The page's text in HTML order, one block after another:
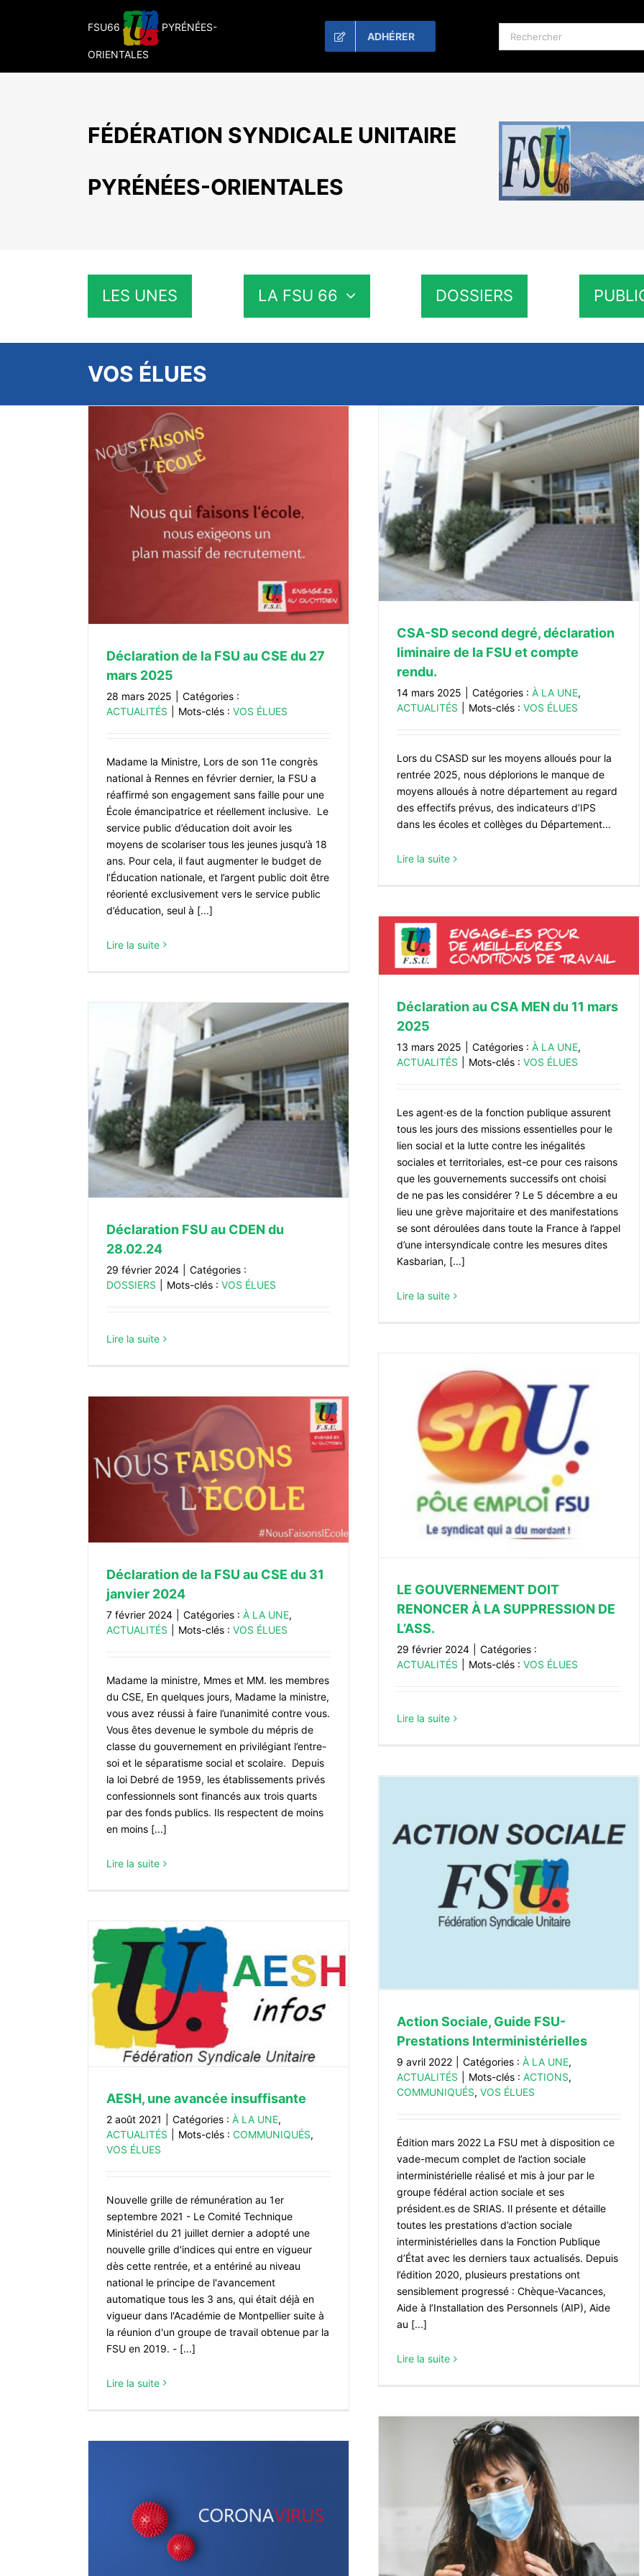
FSU66 PYRÉNÉES-
ORIENTALES
ADHÉRER Rechercher:
FÉDÉRATION SYNDICALE UNITAIRE
PYRÉNÉES-ORIENTALES
LES UNES LA FSU 66 DOSSIERS
VOS ÉLUES
Déclaration de la FSU au CSE du 27
mars 2025
28 mars 2025
Catégories :
ACTUALITÉS
Mots-clés : VOS ÉLUES
Madame la Ministre, Lors de son 11e congrès
national à Rennes en février dernier, la FSU a
réaffirmé son engagement sans faille pour une
École émancipatrice et réellement inclusive. Le
service public d’éducation doit avoir les
moyens de scolariser tous les jeunes jusqu’à 18
ans. Pour cela, il faut augmenter le budget de
l’Éducation nationale, et l’argent public doit être
réorienté exclusivement vers le service public
d’éducation, seul à [...]
Lire la suite
CSA-SD second degré, déclaration liminaire
de la FSU et compte rendu.
À LA UNE ACTUALITÉS
CSA-SD second degré, déclaration
liminaire de la FSU et compte
rendu.
14 mars 2025 Catégories : À LA UNE,
ACTUALITÉS
Mots-clés : VOS ÉLUES
Lors du CSASD sur les moyens alloués pour la
rentrée 2025, nous déplorions le manque de
moyens alloués à notre département au regard
des effectifs prévus, des indicateurs d’IPS
dans les écoles et collèges du Département...
Lire la suite
Déclaration au CSA MEN du 11 mars
2025
13 mars 2025 Catégories : À LA UNE,
ACTUALITÉS
Mots-clés : VOS ÉLUES
Les agent·es de la fonction publique assurent
tous les jours des missions essentielles pour le
lien social et la lutte contre les inégalités
sociales et territoriales, est-ce pour ces raisons
que les gouvernements successifs ont choisi
de ne pas les considérer ? Le 5 décembre a eu
lieu une grève majoritaire et des manifestations
se sont déroulées dans toute la France à l’appel
d’une intersyndicale contre les mesures dites
Kasbarian, [...]
Lire la suite
Déclaration FSU au CDEN du
28.02.24
29 février 2024
Catégories :
DOSSIERS
Mots-clés : VOS ÉLUES
Lire la suite
LE GOUVERNEMENT DOIT RENONCER À LA
SUPPRESSION DE L’ASS.
ACTUALITÉS
LE GOUVERNEMENT DOIT
RENONCER À LA SUPPRESSION DE
L’ASS.
29 février 2024
Catégories :
ACTUALITÉS
Mots-clés : VOS ÉLUES
Lire la suite
Déclaration de la FSU au CSE du 31
janvier 2024
7 février 2024 Catégories : À LA UNE,
ACTUALITÉS
Mots-clés : VOS ÉLUES
Madame la ministre, Mmes et MM. les membres
du CSE, En quelques jours, Madame la ministre,
vous avez réussi à faire l’unanimité contre vous.
Vous êtes devenue le symbole du mépris de
classe du gouvernement en privilégiant l’entre-
soi et le séparatisme social et scolaire. Depuis
la loi Debré de 1959, les établissements privés
confessionnels sont financés aux trois quarts
par des fonds publics. Ils respectent de moins
en moins [...]
Lire la suite
Action Sociale, Guide FSU-
Prestations Interministérielles
9 avril 2022 Catégories : À LA UNE,
ACTUALITÉS
Mots-clés : ACTIONS,
COMMUNIQUÉS, VOS ÉLUES
Édition mars 2022 La FSU met à disposition ce
vade-mecum complet de l’action sociale
interministérielle réalisé et mis à jour par le
groupe fédéral action sociale et ses
président.es de SRIAS. Il présente et détaille
toutes les prestations d’action sociale
interministérielles dans la Fonction Publique
d’État avec les derniers taux actualisés. Depuis
l’édition 2020, plusieurs prestations ont
sensiblement progressé : Chèque-Vacances,
Aide à l’Installation des Personnels (AIP), Aide
au [...]
Lire la suite
AESH, une avancée insuffisante
2 août 2021 Catégories : À LA UNE,
ACTUALITÉS
Mots-clés : COMMUNIQUÉS,
VOS ÉLUES
Nouvelle grille de rémunération au 1er
septembre 2021 - Le Comité Technique
Ministériel du 21 juillet dernier a adopté une
nouvelle grille d'indices qui entre en vigueur
dès cette rentrée, et a entériné au niveau
national le principe de l'avancement
automatique tous les 3 ans, qui était déjà en
vigueur dans l'Académie de Montpellier suite à
la réunion d'un groupe de travail obtenue par la
FSU en 2019. - [...]
Lire la suite
Educ : retour de la rencontre de la Rectrice
avec les organisations syndicales
À LA UNE